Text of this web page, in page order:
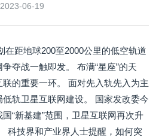
2023-06-19
在距地球200至2000公里的低空轨道
夺战一触即发。 布满“星座”的天
的重要一环。 面对先入轨先入为主
轨卫星互联网建设。 国家发改委今
“新基建”范围，卫星互联网再次升
科技界和产业界人士提醒，如何突